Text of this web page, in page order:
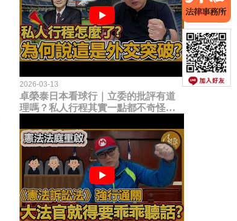
2026-03-13
卓榮泰日本看球行｜立委的批評有道
理嗎？私人行程其實一點都不奇怪？